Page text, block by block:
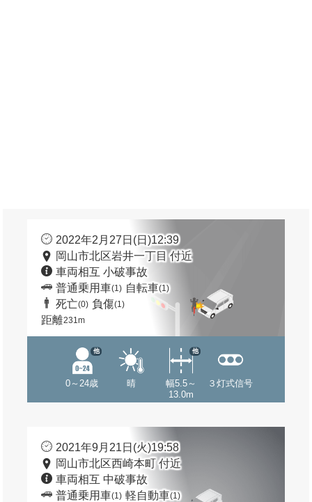
2022年2月27日(日)12:39
岡山市北区岩井一丁目 付近
車両相互 小破事故
普通乗用車(1) 自転車(1)
死亡(0) 負傷(1)
距離231m
0～24歳
他
晴
幅5.5～
13.0m
他
３灯式信号
2021年9月21日(火)19:58
岡山市北区西崎本町 付近
車両相互 中破事故
普通乗用車(1) 軽自動車(1)